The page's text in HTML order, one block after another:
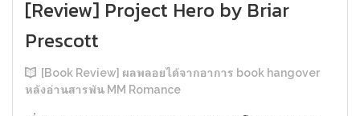
[Review] Project Hero by Briar
Prescott
[Book Review] ผลพลอยได้จากอาการ book hangover
หลังอ่านสารพัน MM Romance